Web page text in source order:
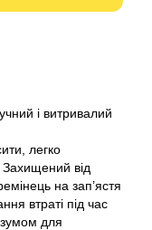
і витривалий
легко
Захищений від
на зап’ястя
втраті під час
для